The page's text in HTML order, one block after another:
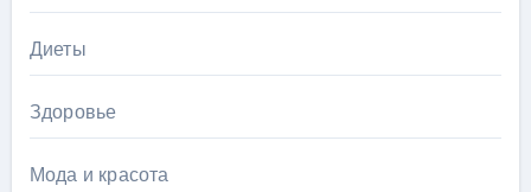
Диеты
Здоровье
Мода и красота